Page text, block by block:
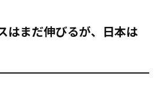
はまだ伸びるが、日本は